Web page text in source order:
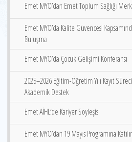
Emet MYO’dan Emet Toplum Sağlığı
Emet MYO’da Kalite Güvencesi
Buluşma
Emet MYO’da Çocuk Gelişimi Konferansı
2025–2026 Eğitim-Öğretim Yılı Kayıt
Akademik Destek
Emet AİHL’de Kariyer Söyleşisi
Emet MYO’dan 19 Mayıs Programına